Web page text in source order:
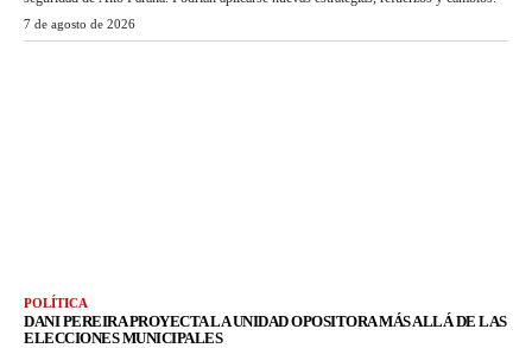
7 de agosto de 2026
POLÍTICA
DANI PEREIRA PROYECTA LA UNIDAD OPOSITORA MÁS ALLÁ DE LAS
ELECCIONES MUNICIPALES